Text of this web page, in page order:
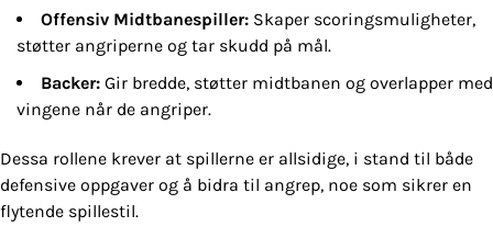
Offensiv Midtbanespiller: Skaper scoringsmuligheter,
støtter angriperne og tar skudd på mål.
Backer: Gir bredde, støtter midtbanen og overlapper med
vingene når de angriper.
Dessa rollene krever at spillerne er allsidige, i stand til både
defensive oppgaver og å bidra til angrep, noe som sikrer en
flytende spillestil.